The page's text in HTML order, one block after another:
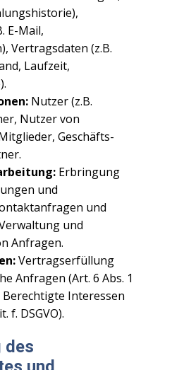
E-Mail,
Vertragsdaten (z.B.
Laufzeit,
Nutzer (z.B.
Nutzer von
Geschäfts-
Erbringung
und
und
und
Anfragen.
Vertragserfüllung
Anfragen (Art. 6 Abs. 1
Berechtigte Interessen
f. DSGVO).
des